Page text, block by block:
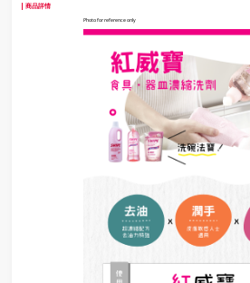
商品詳情
Photo for reference only